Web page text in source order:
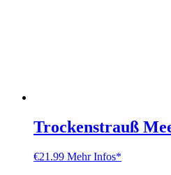
Trockenstrauß
€21.99 Mehr Infos*